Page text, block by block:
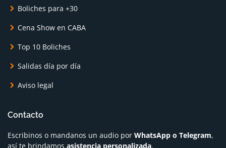
Boliches para +30
Cena Show en CABA
Top 10 Boliches
Salidas día por día
Aviso legal
Contacto
Escribinos o mandanos un audio por WhatsApp o Telegram,
así te brindamos asistencia personalizada.